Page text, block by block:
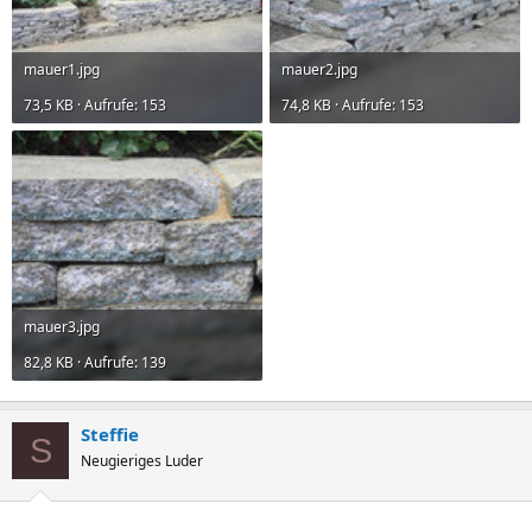
mauer1.jpg
73,5 KB · Aufrufe: 153
mauer2.jpg
74,8 KB · Aufrufe: 153
mauer3.jpg
82,8 KB · Aufrufe: 139
S Steffie
Neugieriges Luder